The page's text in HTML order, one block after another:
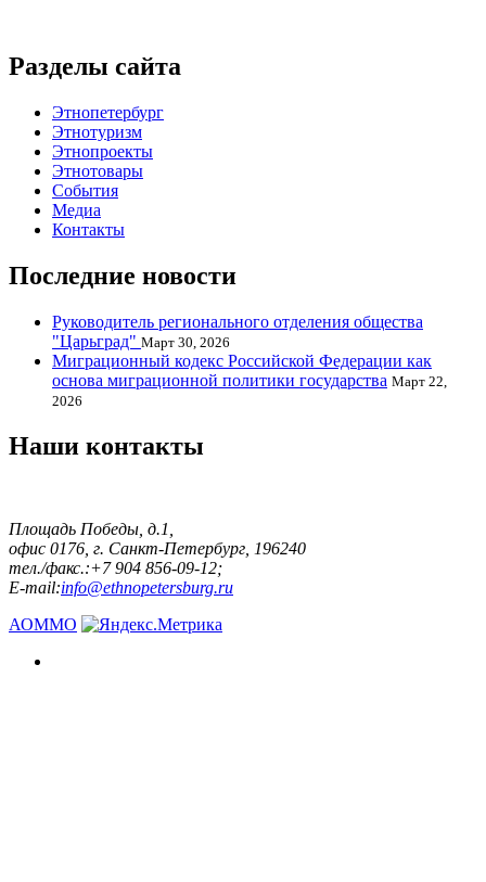
Разделы сайта
Этнопетербург
Этнотуризм
Этнопроекты
Этнотовары
События
Медиа
Контакты
Последние новости
Руководитель регионального отделения общества
"Царьград" Март 30, 2026
Миграционный кодекс Российской Федерации как
основа миграционной политики государства Март 22,
2026
Наши контакты
Площадь Победы, д.1,
офис 0176, г. Санкт-Петербург, 196240
тел./факс.:+7 904 856-09-12;
E-mail:info@ethnopetersburg.ru
АОММО